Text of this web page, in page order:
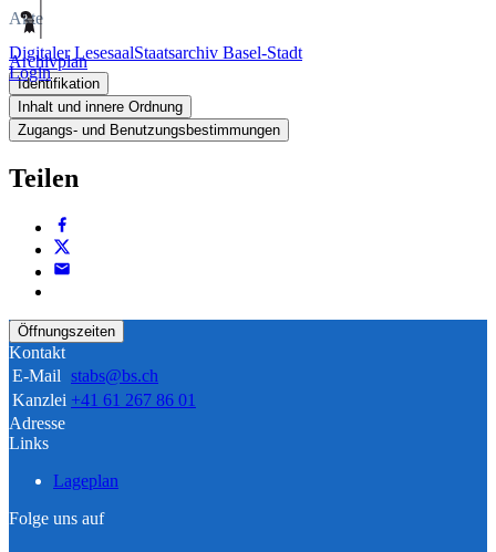
Digitaler LesesaalStaatsarchiv Basel-Stadt
Login
Akte
Archivplan
Identifikation
Inhalt und innere Ordnung
Zugangs- und Benutzungsbestimmungen
Teilen
Öffnungszeiten
Kontakt
E-Mail stabs@bs.ch
Kanzlei +41 61 267 86 01
Adresse
Links
Lageplan
Folge uns auf